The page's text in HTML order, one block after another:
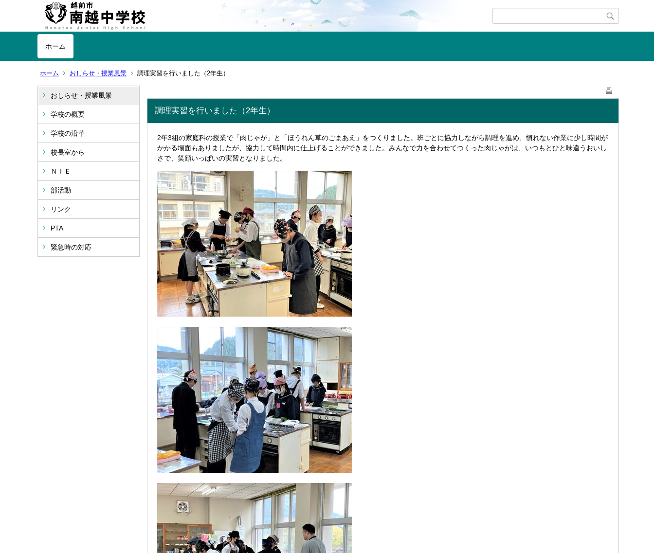
ホーム
ホーム おしらせ・授業風景 調理実習を行いました（2年生）
おしらせ・授業風景
学校の概要
学校の沿革
校長室から
ＮＩＥ
部活動
リンク
PTA
緊急時の対応
調理実習を行いました（2年生）
2年3組の家庭科の授業で「肉じゃが」と「ほうれん草のごまあえ」をつくりました。班ごとに協力しながら調理を進め、慣れない作業に少し時間が
かかる場面もありましたが、協力して時間内に仕上げることができました。みんなで力を合わせてつくった肉じゃがは、いつもとひと味違うおいし
さで、笑顔いっぱいの実習となりました。